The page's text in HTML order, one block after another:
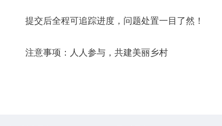
提交后全程可追踪进度，问题处置一目了然！
注意事项：人人参与，共建美丽乡村